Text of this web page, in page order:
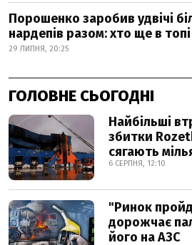
Порошенко заробив удвічі
нардепів разом: хто ще в топі
29 ЛИПНЯ, 20:25
ГОЛОВНЕ СЬОГОДНІ
Найбільші
збитки
сягають
6 СЕРПНЯ, 12:10
"Ринок
дорожчає
його на АЗС